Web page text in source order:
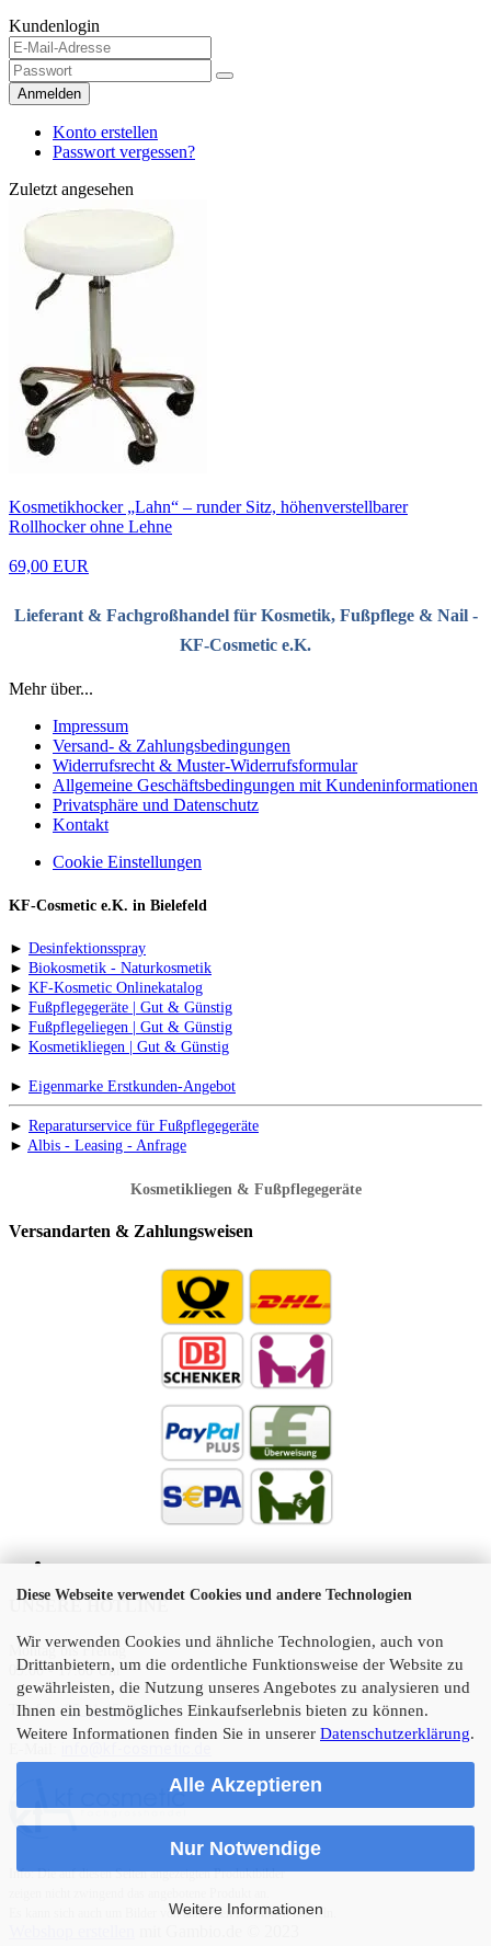
Diese Webseite verwendet Cookies und andere Technologien
Wir verwenden Cookies und ähnliche Technologien, auch von
Drittanbietern, um die ordentliche Funktionsweise der Website zu
gewährleisten, die Nutzung unseres Angebotes zu analysieren und
Ihnen ein bestmögliches Einkaufserlebnis bieten zu können.
Weitere Informationen finden Sie in unserer Datenschutzerklärung.
Alle Akzeptieren
Nur Notwendige
Weitere Informationen
Kundenlogin
Anmelden
Konto erstellen
Passwort vergessen?
Zuletzt angesehen
Kosmetikhocker „Lahn“ – runder Sitz, höhenverstellbarer
Rollhocker ohne Lehne
69,00 EUR
Lieferant & Fachgroßhandel für Kosmetik, Fußpflege & Nail -
KF-Cosmetic e.K.
Mehr über...
Impressum
Versand- & Zahlungsbedingungen
Widerrufsrecht & Muster-Widerrufsformular
Allgemeine Geschäftsbedingungen mit Kundeninformationen
Privatsphäre und Datenschutz
Kontakt
Cookie Einstellungen
KF-Cosmetic e.K. in Bielefeld
► Desinfektionsspray
► Biokosmetik - Naturkosmetik
► KF-Kosmetic Onlinekatalog
► Fußpflegegeräte | Gut & Günstig
► Fußpflegeliegen | Gut & Günstig
► Kosmetikliegen | Gut & Günstig
► Eigenmarke Erstkunden-Angebot
► Reparaturservice für Fußpflegegeräte
► Albis - Leasing - Anfrage
Kosmetikliegen & Fußpflegegeräte
Versandarten & Zahlungsweisen
UNSERE HOTLINE
Montag bis Freitag
09:00 - 17:00 Uhr
Telefon:05 21 45 11 10
Info: Die auf diesen Seiten angezeigten Produktbilder
Es kann sich auch um Bilder von ähnlichen Produkten handeln.